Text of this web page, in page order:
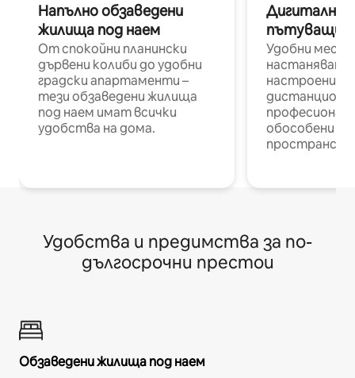
Напълно обзаведени
жилища под наем
От спокойни планински
дървени колиби до удобни
градски апартаменти –
тези обзаведени жилища
под наем имат всички
удобства на дома.
Дигитални
пътуващи
Удобни
настаняване
настроени и
обособени
Удобства и предимства за по-
дългосрочни престои
Обзаведени жилища под наем